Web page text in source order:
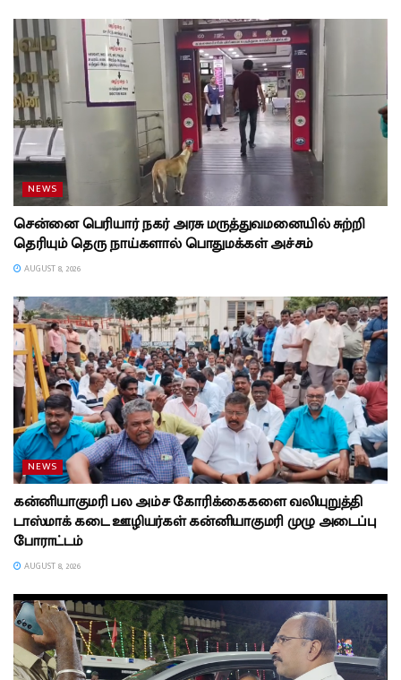
NEWS
சென்னை பெரியார் நகர் அரசு மருத்துவமனையில் சுற்றி
தெரியும் தெரு நாய்களால் பொதுமக்கள் அச்சம்
AUGUST 8, 2026
NEWS
கன்னியாகுமரி பல அம்ச கோரிக்கைகளை வலியுறுத்தி
டாஸ்மாக் கடை ஊழியர்கள் கன்னியாகுமரி முழு அடைப்பு
போராட்டம்
AUGUST 8, 2026